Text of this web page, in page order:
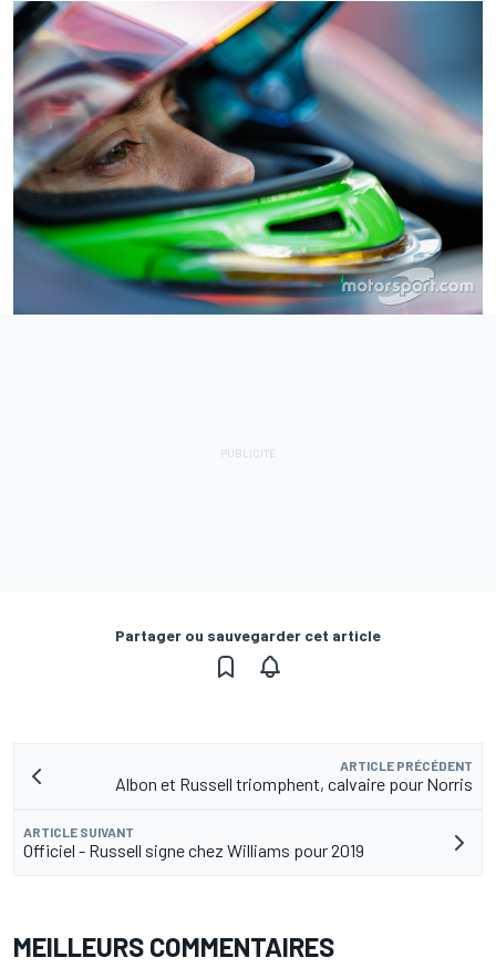
Partager ou sauvegarder cet article
ARTICLE PRÉCÉDENT
Albon et Russell triomphent, calvaire pour Norris
ARTICLE SUIVANT
Officiel - Russell signe chez Williams pour 2019
MEILLEURS COMMENTAIRES